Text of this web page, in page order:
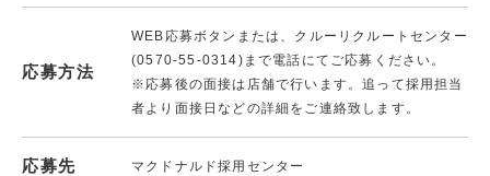
応募方法
WEB応募ボタンまたは、クルーリクルートセンター
(0570-55-0314)まで電話にてご応募ください。
※応募後の面接は店舗で行います。追って採用担当
者より面接日などの詳細をご連絡致します。
応募先 マクドナルド採用センター